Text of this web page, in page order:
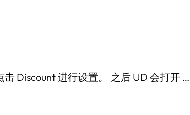
Discount 进行设置。 之后 UD 会打开 …